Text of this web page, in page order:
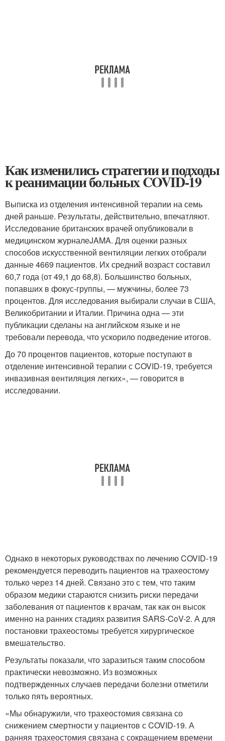
Как изменились стратегии и подходы
к реанимации больных COVID-19
Выписка из отделения интенсивной терапии на семь
дней раньше. Результаты, действительно, впечатляют.
Исследование британских врачей опубликовали в
медицинском журналеJAMA. Для оценки разных
способов искусственной вентиляции легких отобрали
данные 4669 пациентов. Их средний возраст составил
60,7 года (от 49,1 до 68,8). Большинство больных,
попавших в фокус-группы, — мужчины, более 73
процентов. Для исследования выбирали случаи в США,
Великобритании и Италии. Причина одна — эти
публикации сделаны на английском языке и не
требовали перевода, что ускорило подведение итогов.
До 70 процентов пациентов, которые поступают в
отделение интенсивной терапии с COVID-19, требуется
инвазивная вентиляция легких», — говорится в
исследовании.
Однако в некоторых руководствах по лечению COVID-19
рекомендуется переводить пациентов на трахеостому
только через 14 дней. Связано это с тем, что таким
образом медики стараются снизить риски передачи
заболевания от пациентов к врачам, так как он высок
именно на ранних стадиях развития SARS-CoV-2. А для
постановки трахеостомы требуется хирургическое
вмешательство.
Результаты показали, что заразиться таким способом
практически невозможно. Из возможных
подтвержденных случаев передачи болезни отметили
только пять вероятных.
«Мы обнаружили, что трахеостомия связана со
снижением смертности у пациентов с COVID-19. А
ранняя трахеостомия связана с сокращением времени